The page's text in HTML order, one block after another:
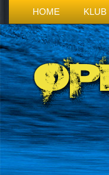
HOME KLUB